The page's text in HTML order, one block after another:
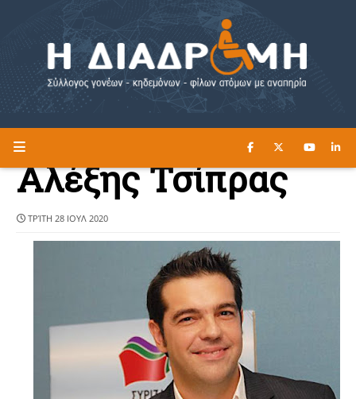
Η ΔΙΑΔΡΟΜΗ ΔΙΑΒΑΣΤΕ ΕΔΩ ►
Αλέξης Τσίπρας
ΤΡΊΤΗ 28 ΙΟΥΛ 2020